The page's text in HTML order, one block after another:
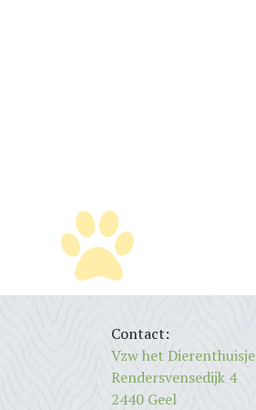
Contact:
Vzw het Dierenthuisje
Rendersvensedijk 4
2440 Geel